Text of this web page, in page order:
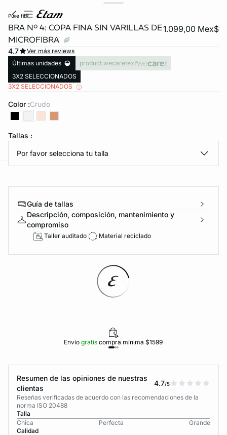
DE PANTIES
ahora
pure fit®
BRA Nº 4: COPA FINA SIN VARILLAS DE
MICROFIBRA
1.099,00 Mex$
4.7
Ver más reviews
Últimas unidades
product.wecaretext
3X2 SELECCIONADOS
3X2 SELECCIONADOS
Color : crudo
Tallas :
Por favor selecciona tu talla
Guía de tallas
Descripción, composición, mantenimiento y
compromiso
Taller auditado Material reciclado
Envíogratiscompra mínima $1599
Resumen de las opiniones de nuestras
clientas
4.7/5
Reseñas verificadas de acuerdo con las recomendaciones de la
norma ISO 20488
Talla
Chica
Perfecta
Grande
Calidad